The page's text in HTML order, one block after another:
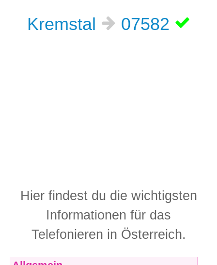
Kremstal
07582
Hier findest du die wichtigsten
Informationen für das
Telefonieren in Österreich.